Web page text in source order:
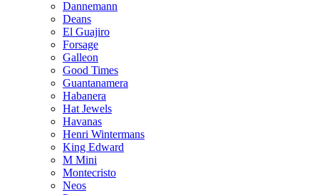
Dannemann
Deans
El Guajiro
Forsage
Galleon
Good Times
Guantanamera
Habanera
Hat Jewels
Havanas
Henri Wintermans
King Edward
M Mini
Montecristo
Neos